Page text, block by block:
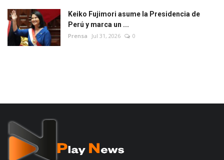
Keiko Fujimori asume la Presidencia de
Perú y marca un ...
Prensa Jul 31, 2026 0